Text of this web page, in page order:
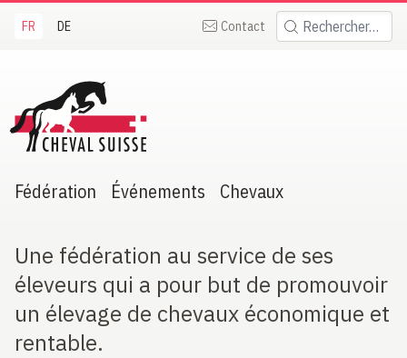
FR DE Contact Rechercher:
Suisse
Fédération Événements Chevaux
Une fédération au service de ses
éleveurs qui a pour but de promouvoir
un élevage de chevaux économique et
rentable.